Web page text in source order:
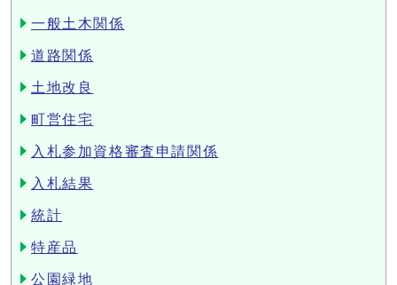
一般土木関係
道路関係
土地改良
町営住宅
入札参加資格審査申請関係
入札結果
統計
特産品
公園緑地